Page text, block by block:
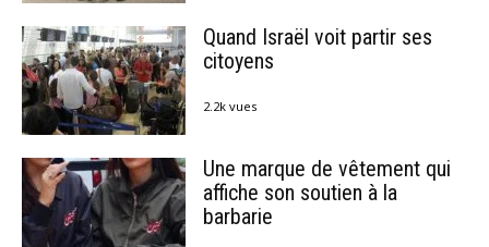
Quand Israël voit partir ses
citoyens
2.2k vues
Une marque de vêtement qui
affiche son soutien à la
barbarie